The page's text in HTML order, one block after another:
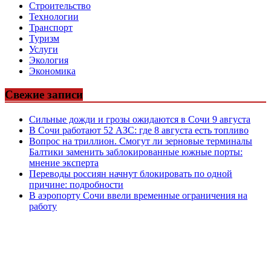
Строительство
Технологии
Транспорт
Туризм
Услуги
Экология
Экономика
Свежие записи
Сильные дожди и грозы ожидаются в Сочи 9 августа
В Сочи работают 52 АЗС: где 8 августа есть топливо
Вопрос на триллион. Смогут ли зерновые терминалы
Балтики заменить заблокированные южные порты:
мнение эксперта
Переводы россиян начнут блокировать по одной
причине: подробности
В аэропорту Сочи ввели временные ограничения на
работу